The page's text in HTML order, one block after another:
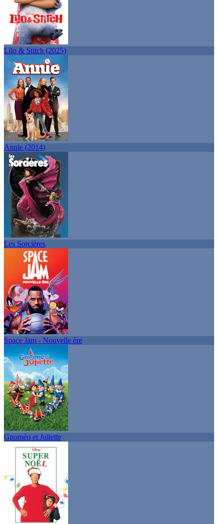
Lilo & Stitch (2025)
Annie (2014)
Les Sorcières
Space Jam - Nouvelle ère
Gnoméo et Juliette